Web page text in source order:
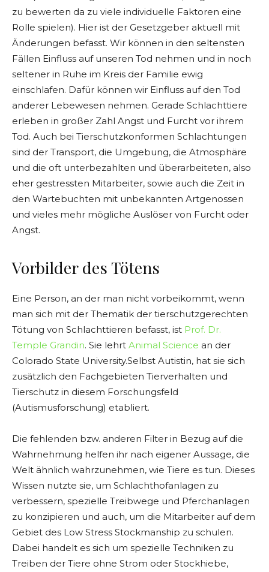
zu bewerten da zu viele individuelle Faktoren eine
Rolle spielen). Hier ist der Gesetzgeber aktuell mit
Änderungen befasst. Wir können in den seltensten
Fällen Einfluss auf unseren Tod nehmen und in noch
seltener in Ruhe im Kreis der Familie ewig
einschlafen. Dafür können wir Einfluss auf den Tod
anderer Lebewesen nehmen. Gerade Schlachttiere
erleben in großer Zahl Angst und Furcht vor ihrem
Tod. Auch bei Tierschutzkonformen Schlachtungen
sind der Transport, die Umgebung, die Atmosphäre
und die oft unterbezahlten und überarbeiteten, also
eher gestressten Mitarbeiter, sowie auch die Zeit in
den Wartebuchten mit unbekannten Artgenossen
und vieles mehr mögliche Auslöser von Furcht oder
Angst.
Vorbilder des Tötens
Eine Person, an der man nicht vorbeikommt, wenn
man sich mit der Thematik der tierschutzgerechten
Tötung von Schlachttieren befasst, ist Prof. Dr.
Temple Grandin. Sie lehrt Animal Science an der
Colorado State University.Selbst Autistin, hat sie sich
zusätzlich den Fachgebieten Tierverhalten und
Tierschutz in diesem Forschungsfeld
(Autismusforschung) etabliert.
Die fehlenden bzw. anderen Filter in Bezug auf die
Wahrnehmung helfen ihr nach eigener Aussage, die
Welt ähnlich wahrzunehmen, wie Tiere es tun. Dieses
Wissen nutzte sie, um Schlachthofanlagen zu
verbessern, spezielle Treibwege und Pferchanlagen
zu konzipieren und auch, um die Mitarbeiter auf dem
Gebiet des Low Stress Stockmanship zu schulen.
Dabei handelt es sich um spezielle Techniken zu
Treiben der Tiere ohne Strom oder Stockhiebe,